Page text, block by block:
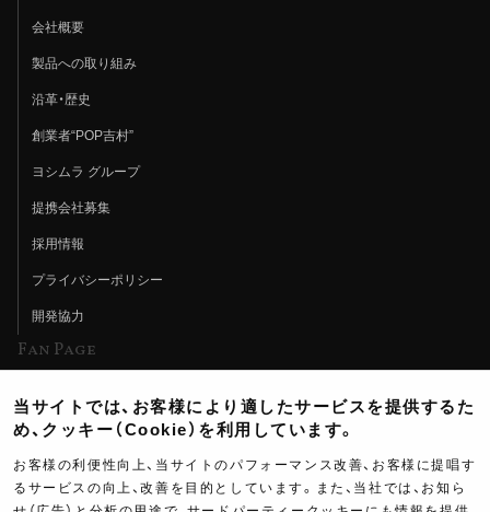
会社概要
製品への取り組み
沿革・歴史
創業者“POP吉村”
ヨシムラ グループ
提携会社募集
採用情報
プライバシーポリシー
開発協力
Fan Page
ヨシムラTV
イベント情報
イベントスケジュール
当サイトでは、お客様により適したサービスを提供するた
め、クッキー（Cookie）を利用しています。
お客様の利便性向上、当サイトのパフォーマンス改善、お客様に提唱す
るサービスの向上、改善を目的としています。また、当社では、お知ら